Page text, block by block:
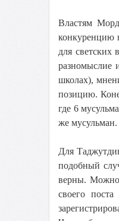
Властям
конкуренцию
для светских
разномыслие
школах),
позицию.
где 6
же мусульман.
Для
подобный
верны. Можно
своего